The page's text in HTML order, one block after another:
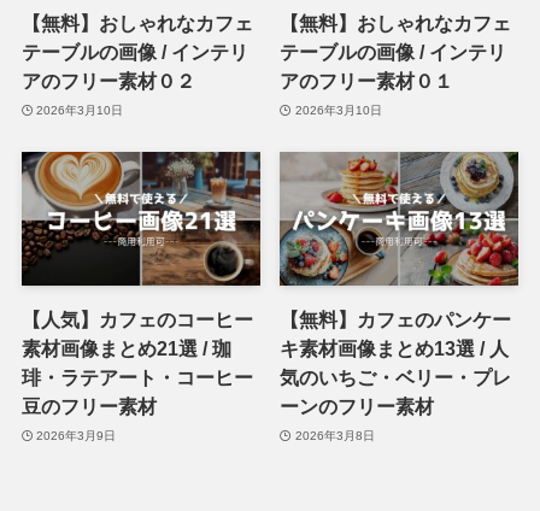
【無料】おしゃれなカフェ
テーブルの画像 / インテリ
アのフリー素材０２
2026年3月10日
【無料】おしゃれなカフェ
テーブルの画像 / インテリ
アのフリー素材０１
2026年3月10日
【人気】カフェのコーヒー
素材画像まとめ21選 / 珈
琲・ラテアート・コーヒー
豆のフリー素材
2026年3月9日
【無料】カフェのパンケー
キ素材画像まとめ13選 / 人
気のいちご・ベリー・プレ
ーンのフリー素材
2026年3月8日